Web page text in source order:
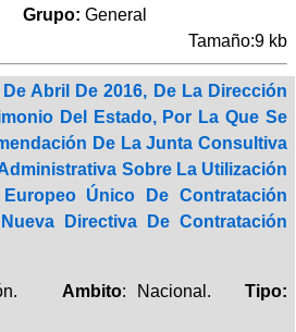
Grupo: General
Tamaño:9 kb
Abril De 2016, De La Dirección
Del Estado, Por La Que Se
De La Junta Consultiva
Sobre La Utilización
Único De Contratación
Directiva De Contratación
Ambito: Nacional.Tipo: